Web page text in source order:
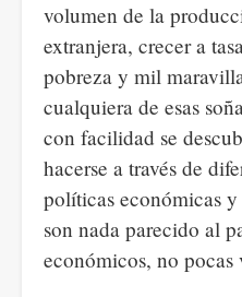
volumen de la
extranjera, crecer a
pobreza y mil
cualquiera de esas
con facilidad se
hacerse a través de
políticas económicas
son nada parecido al
económicos, no pocas